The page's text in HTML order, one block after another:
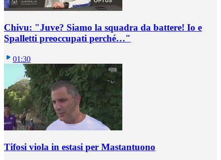
Chivu: "Juve? Siamo la squadra da battere! Io e
Spalletti preoccupati perché…"
01:30
Tifosi viola in estasi per Mastantuono